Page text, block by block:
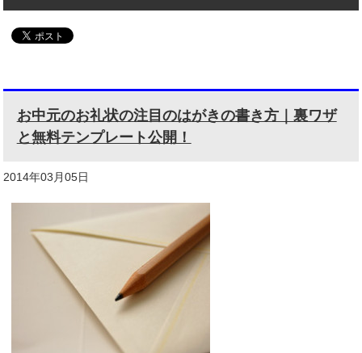
お中元のお礼状の注目のはがきの書き方｜裏ワザ
と無料テンプレート公開！
2014年03月05日